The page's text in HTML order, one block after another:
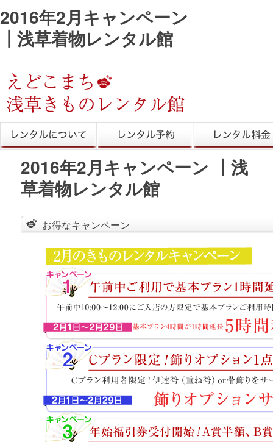
2016年2月キャンペーン
┃浅草着物レンタル館
きものレンタル レンタル予約 レンタル料金
2016年2月キャンペーン ┃浅
草着物レンタル館
お得なキャンペーン